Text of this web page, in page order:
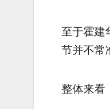
至于霍建
节并不常
整体来看